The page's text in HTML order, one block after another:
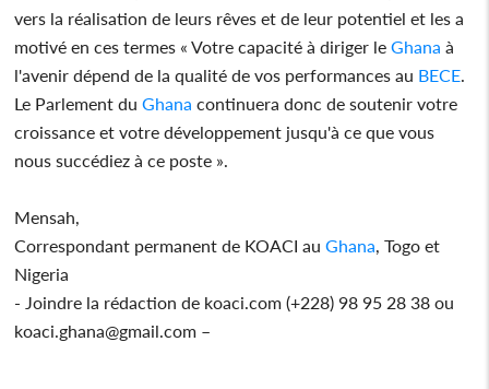
vers la réalisation de leurs rêves et de leur potentiel et les a
motivé en ces termes « Votre capacité à diriger leGhana à
l'avenir dépend de la qualité de vos performances au BECE
Le Parlement duGhana continuera donc de soutenir votre
croissance et votre développement jusqu'à ce que vous
nous succédiez à ce poste ».
Mensah,
Correspondant permanent de KOACI auGhana , Togo et
Nigeria
- Joindre la rédaction de koaci.com (+228) 98 95 28 38 ou
koaci.ghana@gmail.com –